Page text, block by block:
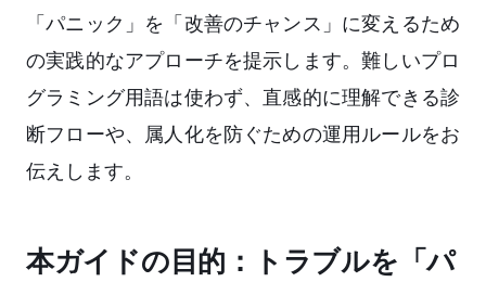
「パニック」を「改善のチャンス」に変えるため
の実践的なアプローチを提示します。難しいプロ
グラミング用語は使わず、直感的に理解できる診
断フローや、属人化を防ぐための運用ルールをお
伝えします。
本ガイドの目的：トラブルを「パ